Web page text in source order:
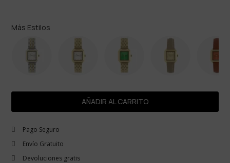
Más Estilos
AÑADIR AL CARRITO
Pago Seguro
Envío Gratuito
Devoluciones gratis